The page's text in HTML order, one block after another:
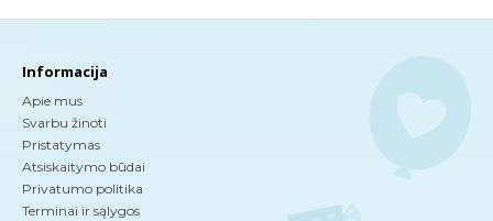
Informacija
Apie mus
Svarbu žinoti
Pristatymas
Atsiskaitymo būdai
Privatumo politika
Terminai ir sąlygos